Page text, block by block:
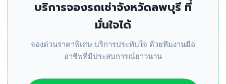
บริการจองรถเช่าจังหวัดลพบุรี ที่
มั่นใจได้
จองด่วนราคาพิเศษ บริการประทับใจ ด้วยทีมงานมือ
อาชีพที่มีประสบการณ์ยาวนาน